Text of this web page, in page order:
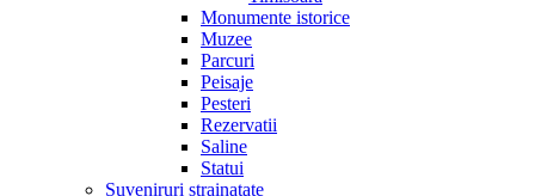
Monumente istorice
Muzee
Parcuri
Peisaje
Pesteri
Rezervatii
Saline
Statui
Suveniruri strainatate